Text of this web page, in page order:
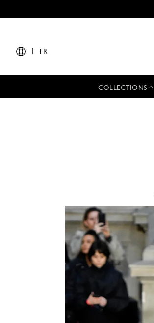
FR
COLLECTIONS